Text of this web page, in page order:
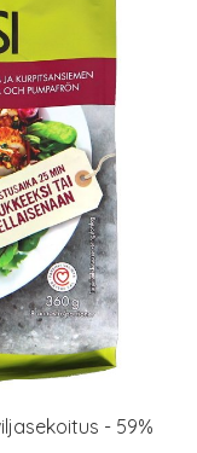
- 59%